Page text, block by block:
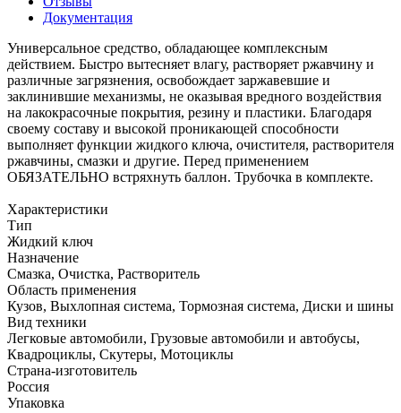
Документация
Универсальное средство, обладающее комплексным
действием. Быстро вытесняет влагу, растворяет ржавчину и
различные загрязнения, освобождает заржавевшие и
заклинившие механизмы, не оказывая вредного воздействия
на лакокрасочные покрытия, резину и пластики. Благодаря
своему составу и высокой проникающей способности
выполняет функции жидкого ключа, очистителя, растворителя
ржавчины, смазки и другие. Перед применением
ОБЯЗАТЕЛЬНО встряхнуть баллон. Трубочка в комплекте.
Характеристики
Тип
Жидкий ключ
Назначение
Смазка, Очистка, Растворитель
Область применения
Кузов, Выхлопная система, Тормозная система, Диски и шины
Вид техники
Легковые автомобили, Грузовые автомобили и автобусы,
Квадроциклы, Скутеры, Мотоциклы
Страна-изготовитель
Россия
Упаковка